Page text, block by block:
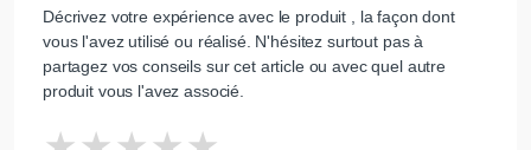
Décrivez votre expérience avec le produit , la façon dont
vous l'avez utilisé ou réalisé. N'hésitez surtout pas à
partagez vos conseils sur cet article ou avec quel autre
produit vous l'avez associé.